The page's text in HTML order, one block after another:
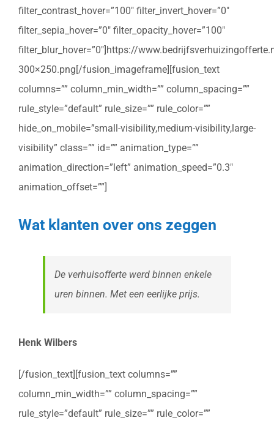
filter_contrast_hover=”100″ filter_invert_hover=”0″
filter_sepia_hover=”0″ filter_opacity_hover=”100″
filter_blur_hover=”0″]https://
300×250.png[/fusion_imageframe][fusion_text
columns=”” column_min_width=”” column_spacing=””
rule_style=”default” rule_size=”” rule_color=””
hide_on_mobile=”small-visibility,medium-visibility,large-
visibility” class=”” id=”” animation_type=””
animation_direction=”left” animation_speed=”0.3″
animation_offset=””]
Wat klanten over ons zeggen
De verhuisofferte werd binnen enkele
uren binnen. Met een eerlijke prijs.
Henk Wilbers
[/fusion_text][fusion_text columns=””
column_min_width=”” column_spacing=””
rule_style=”default” rule_size=”” rule_color=””